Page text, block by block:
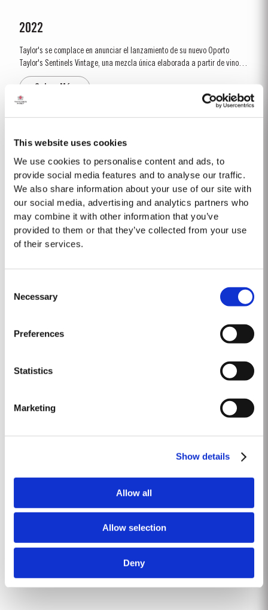
This website uses cookies
We use cookies to personalise content and ads, to
provide social media features and to analyse our traffic.
We also share information about your use of our site with
our social media, advertising and analytics partners who
may combine it with other information that you’ve
provided to them or that they’ve collected from your use
of their services.
Selection
Necessary
Preferences
Statistics
Marketing
Show details
Allow all
Allow selection
Deny
2022
Taylor's se complace en anunciar el lanzamiento de su nuevo Oporto
Taylor's Sentinels Vintage, una mezcla única elaborada a partir de vinos
producidos en las históricas propiedades Taylor's del valle del Pinhão y
zonas de mayor...
A pesar de ser más conocida por sus legendarios vinos de Oporto Vintage,
Taylor's es también una de las más respetadas casas productoras de
en barriles de roble envinados que tienen una capacidad de cerca de 630
litros. En estos barriles, a...
Saber Más
FIRST ESTATE RESERVE
pero elegantes y bien equilibrados. El First Estate es elaborado a partir de
vinos tintos jóvenes de mucho cuerpo, provenientes de la subregión del
Saber Más
El Oporto Select Reserve de Taylor´s es elaborado a partir de vinos de
Oporto jóvenes cuidadosamente seleccionados, producidos en las
vinos que dan origen al Oporto Select Reserve son elegidos por su
Saber Más
especial de oporto para coleccionistas lanzada en cantidades muy
limitadas. Este Tawny de 50 años se obtuvo en la parte oriental del valle
del Douro, donde se encuentran muchos de...
Saber Más